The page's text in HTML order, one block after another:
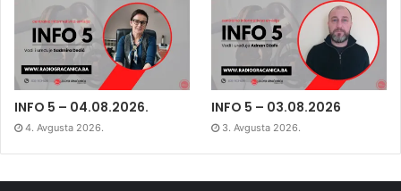
INFO 5 – 04.08.2026.
4. Avgusta 2026.
INFO 5 – 03.08.2026
3. Avgusta 2026.